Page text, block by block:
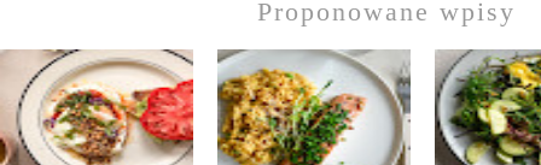
Proponowane wpisy